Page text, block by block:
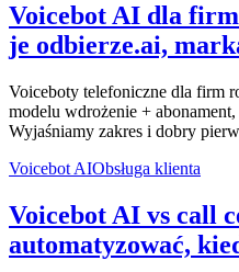
Voicebot AI dla
je odbierze.ai,
Voiceboty telefoniczne dla firm
modelu wdrożenie +
Wyjaśniamy zakres i dobry
Voicebot AIObsługa klienta
Voicebot AI vs call
automatyzować,